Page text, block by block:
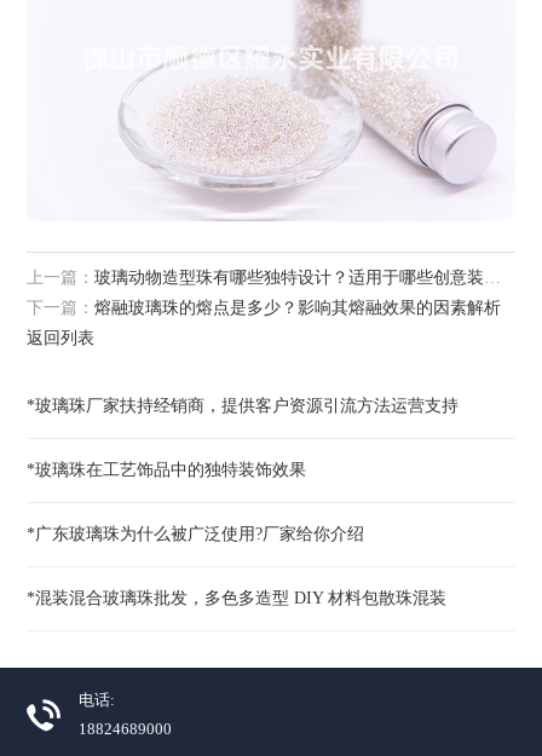
上一篇：玻璃动物造型珠有哪些独特设计？适用于哪些创意装饰场景？
返回列表
下一篇：熔融玻璃珠的熔点是多少？影响其熔融效果的因素解析
*玻璃珠厂家扶持经销商，提供客户资源引流方法运营支持
*玻璃珠在工艺饰品中的独特装饰效果
*广东玻璃珠为什么被广泛使用?厂家给你介绍
*混装混合玻璃珠批发，多色多造型 DIY 材料包散珠混装
电话:
18824689000